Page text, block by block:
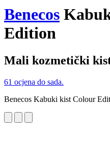
Benecos
Edition
Mali kozmetički
61 ocjena do sada.
Benecos Kabuki kist Colour